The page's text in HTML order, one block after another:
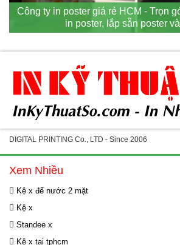
Công ty in poster giá rẻ HCM - Trọn
in poster, lắp sẵn poster
DIGITAL PRINTING Co., LTD - Since 2006
Xem Nhiều
Kệ x đế nước 2 mặt
Kệ x
Standee x
Kệ x tại tphcm